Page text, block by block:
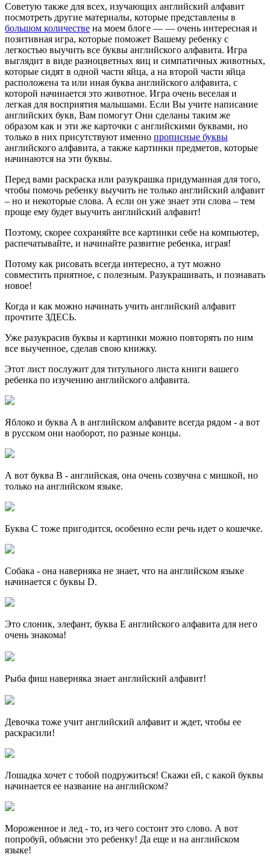
Советую также для всех, изучающих английский алфавит
посмотреть другие материалы, которые представлены в
большом количестве на моем блоге — — очень интересная и
позитивная игра, которые поможет Вашему ребенку с
легкостью выучить все буквы английского алфавита. Игра
выглядит в виде разноцветных яиц и симпатичных животных,
которые сидят в одной части яйца, а на второй части яйца
расположена та или иная буква английского алфавита, с
которой начинается это животное. Игра очень веселая и
легкая для восприятия малышами. Если Вы учите написание
английских букв, Вам помогут Они сделаны таким же
образом как и эти же карточки с английскими буквами, но
только в них присутствуют именно прописные буквы
английского алфавита, а также картинки предметов, которые
начинаются на эти буквы.
Перед вами раскраска или разукрашка придуманная для того,
чтобы помочь ребенку выучить не только английский алфавит
– но и некоторые слова. А если он уже знает эти слова – тем
проще ему будет выучить английский алфавит!
Поэтому, скорее сохраняйте все картинки себе на компьютер,
распечатывайте, и начинайте развитие ребенка, играя!
Потому как рисовать всегда интересно, а тут можно
совместить приятное, с полезным. Разукрашивать, и познавать
новое!
Когда и как можно начинать учить английский алфавит
прочтите ЗДЕСЬ.
Уже разукрасив буквы и картинки можно повторять по ним
все выученное, сделав свою книжку.
Этот лист послужит для титульного листа книги вашего
ребенка по изучению английского алфавита.
Яблоко и буква А в английском алфавите всегда рядом - а вот
в русском они наоборот, по разные концы.
А вот буква В - английская, она очень созвучна с мишкой, но
только на английском языке.
Буква С тоже пригодится, особенно если речь идет о кошечке.
Собака - она наверняка не знает, что на английском языке
начинается с буквы D.
Это слоник, элефант, буква E английского алфавита для него
очень знакома!
Рыба фиш наверняка знает английский алфавит!
Девочка тоже учит английский алфавит и ждет, чтобы ее
раскрасили!
Лошадка хочет с тобой подружиться! Скажи ей, с какой буквы
начинается ее название на английском?
Мороженное и лед - то, из чего состоит это слово. А вот
попробуй, объясни это ребенку! Да еще и на английском
языке!